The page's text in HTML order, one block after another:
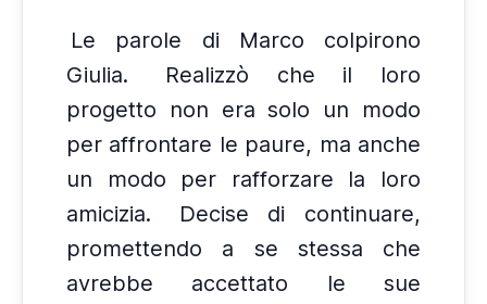
Le parole di Marco colpirono
Giulia.
Realizzò che il loro
progetto non era solo un modo
per affrontare le paure, ma anche
un modo per rafforzare la loro
amicizia.
Decise di continuare,
promettendo a se stessa che
avrebbe accettato le sue